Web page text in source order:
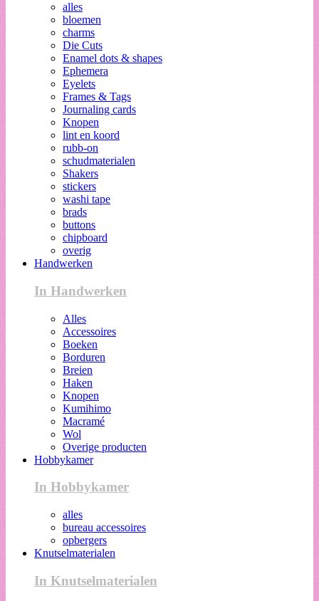
alles
bloemen
charms
Die Cuts
Enamel dots & shapes
Ephemera
Eyelets
Frames & Tags
Journaling cards
Knopen
lint en koord
rubb-on
schudmaterialen
Shakers
stickers
washi tape
brads
buttons
chipboard
overig
Handwerken
In Handwerken
Alles
Accessoires
Boeken
Borduren
Breien
Haken
Knopen
Kumihimo
Macramé
Wol
Overige producten
Hobbykamer
In Hobbykamer
alles
bureau accessoires
opbergers
Knutselmaterialen
In Knutselmaterialen